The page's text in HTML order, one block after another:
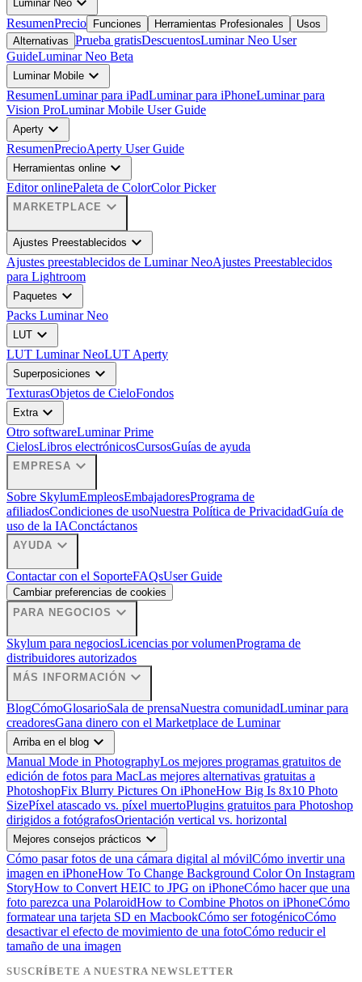
Luminar Neo
ResumenPrecio Funciones Herramientas Profesionales
Usos
Alternativas Prueba gratisDescuentosLuminar Neo User
GuideLuminar Neo Beta
Luminar Mobile expand_more
ResumenLuminar para iPadLuminar para iPhoneLuminar para
Vision ProLuminar Mobile User Guide
Aperty expand_more
ResumenPrecioAperty User Guide
Herramientas online expand_more
Editor onlinePaleta de ColorColor Picker
MARKETPLACE expand_more
Ajustes Preestablecidos expand_more
Ajustes preestablecidos de Luminar NeoAjustes Preestablecidos
para Lightroom
Paquetes expand_more
Packs Luminar Neo
LUT expand_more
LUT Luminar NeoLUT Aperty
Superposiciones expand_more
TexturasObjetos de CieloFondos
Extraexpand_more
Otro softwareLuminar Prime
CielosLibros electrónicosCursosGuías de ayuda
EMPRESA expand_more
Sobre SkylumEmpleosEmbajadoresPrograma de
afiliadosCondiciones de usoNuestra Política de PrivacidadGuía de
uso de la IAConctáctanos
AYUDA expand_more
Contactar con el SoporteFAQsUser Guide
Cambiar preferencias de cookies
PARA NEGOCIOS expand_more
Skylum para negociosLicencias por volumenPrograma de
distribuidores autorizados
MÁS INFORMACIÓN expand_more
BlogCómoGlosarioSala de prensaNuestra comunidadLuminar para
creadoresGana dinero con el Marketplace de Luminar
Arriba en el blog expand_more
Manual Mode in PhotographyLos mejores programas gratuitos de
edición de fotos para MacLas mejores alternativas gratuitas a
PhotoshopFix Blurry Pictures On iPhoneHow Big Is 8x10 Photo
SizePíxel atascado vs. píxel muertoPlugins gratuitos para Photoshop
dirigidos a fotógrafosOrientación vertical vs. horizontal
Mejores consejos prácticos expand_more
Cómo pasar fotos de una cámara digital al móvilCómo invertir una
imagen en iPhoneHow To Change Background Color On Instagram
StoryHow to Convert HEIC to JPG on iPhoneCómo hacer que una
foto parezca una PolaroidHow to Combine Photos on iPhoneCómo
formatear una tarjeta SD en MacbookCómo ser fotogénicoCómo
desactivar el efecto de movimiento de una fotoCómo reducir el
tamaño de una imagen
SUSCRÍBETE A NUESTRA NEWSLETTER